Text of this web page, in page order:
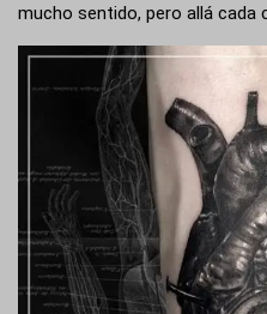
mucho sentido, pero allá cada